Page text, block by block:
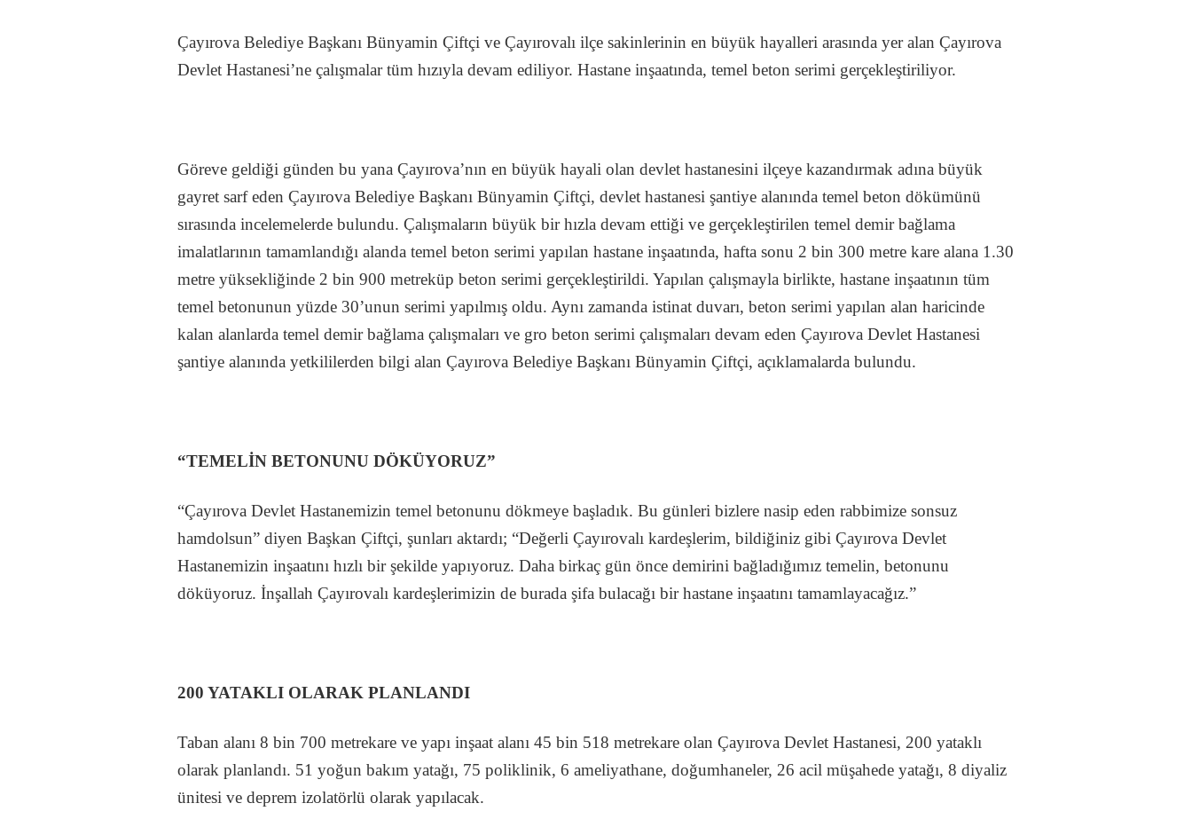
Çayırova Belediye Başkanı Bünyamin Çiftçi ve Çayırovalı ilçe sakinlerinin en büyük hayalleri arasında yer alan Çayırova
Devlet Hastanesi’ne çalışmalar tüm hızıyla devam ediliyor. Hastane inşaatında, temel beton serimi gerçekleştiriliyor.
Göreve geldiği günden bu yana Çayırova’nın en büyük hayali olan devlet hastanesini ilçeye kazandırmak adına büyük
gayret sarf eden Çayırova Belediye Başkanı Bünyamin Çiftçi, devlet hastanesi şantiye alanında temel beton dökümünü
sırasında incelemelerde bulundu. Çalışmaların büyük bir hızla devam ettiği ve gerçekleştirilen temel demir bağlama
imalatlarının tamamlandığı alanda temel beton serimi yapılan hastane inşaatında, hafta sonu 2 bin 300 metre kare alana 1.30
metre yüksekliğinde 2 bin 900 metreküp beton serimi gerçekleştirildi. Yapılan çalışmayla birlikte, hastane inşaatının tüm
temel betonunun yüzde 30’unun serimi yapılmış oldu. Aynı zamanda istinat duvarı, beton serimi yapılan alan haricinde
kalan alanlarda temel demir bağlama çalışmaları ve gro beton serimi çalışmaları devam eden Çayırova Devlet Hastanesi
şantiye alanında yetkililerden bilgi alan Çayırova Belediye Başkanı Bünyamin Çiftçi, açıklamalarda bulundu.
“TEMELİN BETONUNU DÖKÜYORUZ”
“Çayırova Devlet Hastanemizin temel betonunu dökmeye başladık. Bu günleri bizlere nasip eden rabbimize sonsuz
hamdolsun” diyen Başkan Çiftçi, şunları aktardı; “Değerli Çayırovalı kardeşlerim, bildiğiniz gibi Çayırova Devlet
Hastanemizin inşaatını hızlı bir şekilde yapıyoruz. Daha birkaç gün önce demirini bağladığımız temelin, betonunu
döküyoruz. İnşallah Çayırovalı kardeşlerimizin de burada şifa bulacağı bir hastane inşaatını tamamlayacağız.”
200 YATAKLI OLARAK PLANLANDI
Taban alanı 8 bin 700 metrekare ve yapı inşaat alanı 45 bin 518 metrekare olan Çayırova Devlet Hastanesi, 200 yataklı
olarak planlandı. 51 yoğun bakım yatağı, 75 poliklinik, 6 ameliyathane, doğumhaneler, 26 acil müşahede yatağı, 8 diyaliz
ünitesi ve deprem izolatörlü olarak yapılacak.